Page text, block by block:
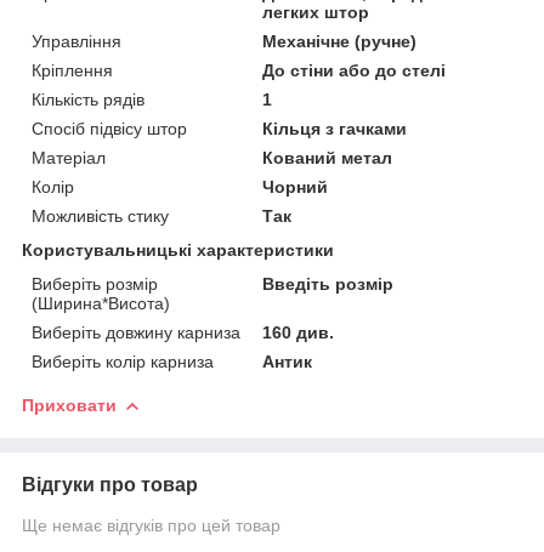
легких штор
Управління
Механічне (ручне)
Кріплення
До стіни або до стелі
Кількість рядів
1
Спосіб підвісу штор
Кільця з гачками
Матеріал
Кований метал
Колір
Чорний
Можливість стику
Так
Користувальницькі характеристики
Виберіть розмір
(Ширина*Висота)
Введіть розмір
Виберіть довжину карниза
160 див.
Виберіть колір карниза
Антик
Приховати
Відгуки про товар
Ще немає відгуків про цей товар